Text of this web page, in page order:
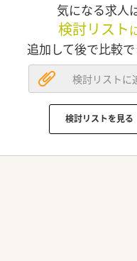
気になる求人
検討リスト
追加して後で比較
検討リストに
検討リストを見る